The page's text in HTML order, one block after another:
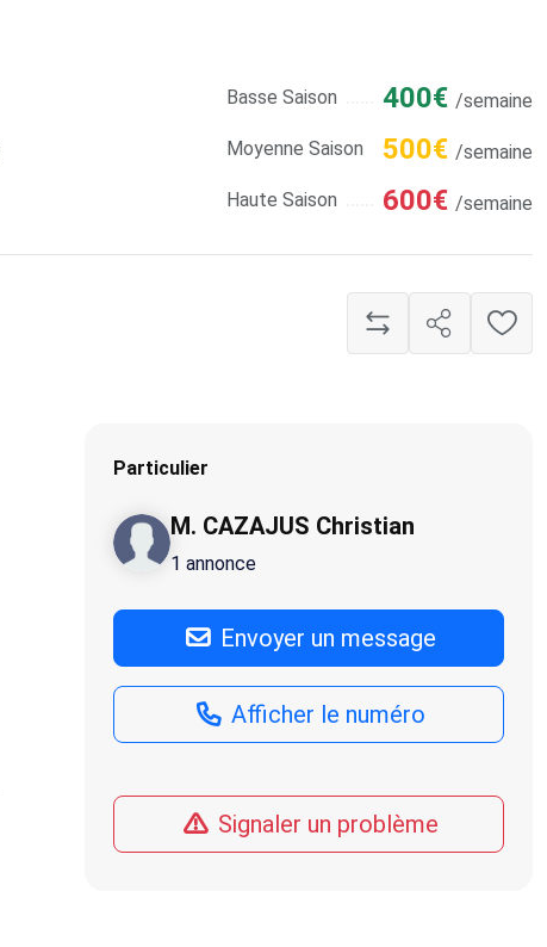
Basse Saison 400€ /semaine
Moyenne Saison 500€ /semaine
Haute Saison 600€ /semaine
Particulier
M. CAZAJUS Christian
1 annonce
Envoyer un message
Afficher le numéro
Signaler un problème